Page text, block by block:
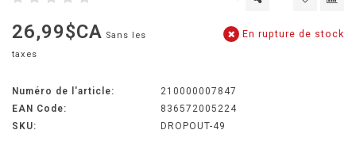
26,99$CA Sans les
taxes
En rupture de stock
Numéro de l'article:
210000007847
EAN Code:
836572005224
SKU:
DROPOUT-49